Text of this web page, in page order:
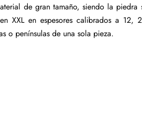
de gran tamaño, siendo la piedra
XXL en espesores calibrados a
o penínsulas de una sola pieza.